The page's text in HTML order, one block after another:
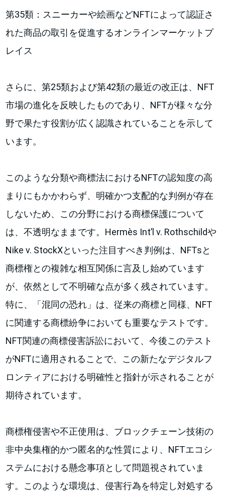
第35類：スニーカーや絵画などNFTによって認証さ
れた商品の取引を促進するオンラインマーケットプ
レイス
さらに、第25類および第42類の最近の改正は、NFT
市場の進化を反映したものであり、NFTが様々な分
野で果たす役割が広く認識されていることを示して
います。
このような分類や商標法におけるNFTの認知度の高
まりにもかかわらず、明確かつ支配的な判例が存在
しないため、この分野における商標保護について
は、不透明なままです。Hermès Int’l v. Rothschildや
Nike v. StockXといった注目すべき判例は、NFTsと
商標権との複雑な相互関係に言及し始めています
が、依然として不明確な点が多く残されています。
特に、「混同の恐れ」は、従来の商標と同様、NFT
に関連する商標紛争においても重要なテストです。
NFT関連の商標侵害訴訟において、今後このテスト
がNFTに適用されることで、この新たなデジタルフ
ロンティアにおける明確性と指針が示されることが
期待されています。
商標権侵害や不正使用は、ブロックチェーン技術の
非中央集権的かつ匿名的な性質により、NFTエコシ
ステムにおける懸念事項として問題視されていま
す。このような環境は、侵害行為を特定し対処する